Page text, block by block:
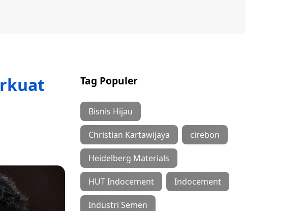
Tag Populer
Bisnis Hijau
Christian Kartawijaya cirebon
Heidelberg Materials
HUT Indocement Indocement
Industri Semen